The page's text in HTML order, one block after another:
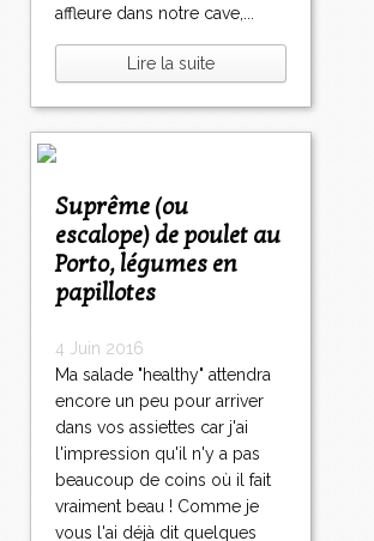
affleure dans notre cave,...
Lire la suite
Suprême (ou
escalope) de poulet au
Porto, légumes en
papillotes
4 Juin 2016
Ma salade "healthy" attendra
encore un peu pour arriver
dans vos assiettes car j'ai
l'impression qu'il n'y a pas
beaucoup de coins où il fait
vraiment beau ! Comme je
vous l'ai déjà dit quelques